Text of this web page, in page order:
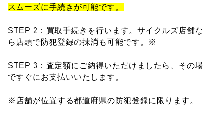
スムーズに手続きが可能です。
STEP 2：買取手続きを行います。サイクルズ店舗な
ら店頭で防犯登録の抹消も可能です。※
STEP 3：査定額にご納得いただけましたら、その場
ですぐにお支払いいたします。
※店舗が位置する都道府県の防犯登録に限ります。